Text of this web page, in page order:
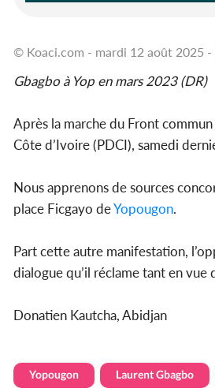
© Koaci.com - mardi 12 août 2025 -
Gbagbo à Yop en mars 2023 (DR)
Après la marche du Front
Côte d’Ivoire (PDCI), samedi
Nous apprenons de sources
place Ficgayo deYopougon.
Part cette autre manifestation,
dialogue qu’il réclame tant en vue
Donatien Kautcha, Abidjan
Yopougon Laurent Gbagbo